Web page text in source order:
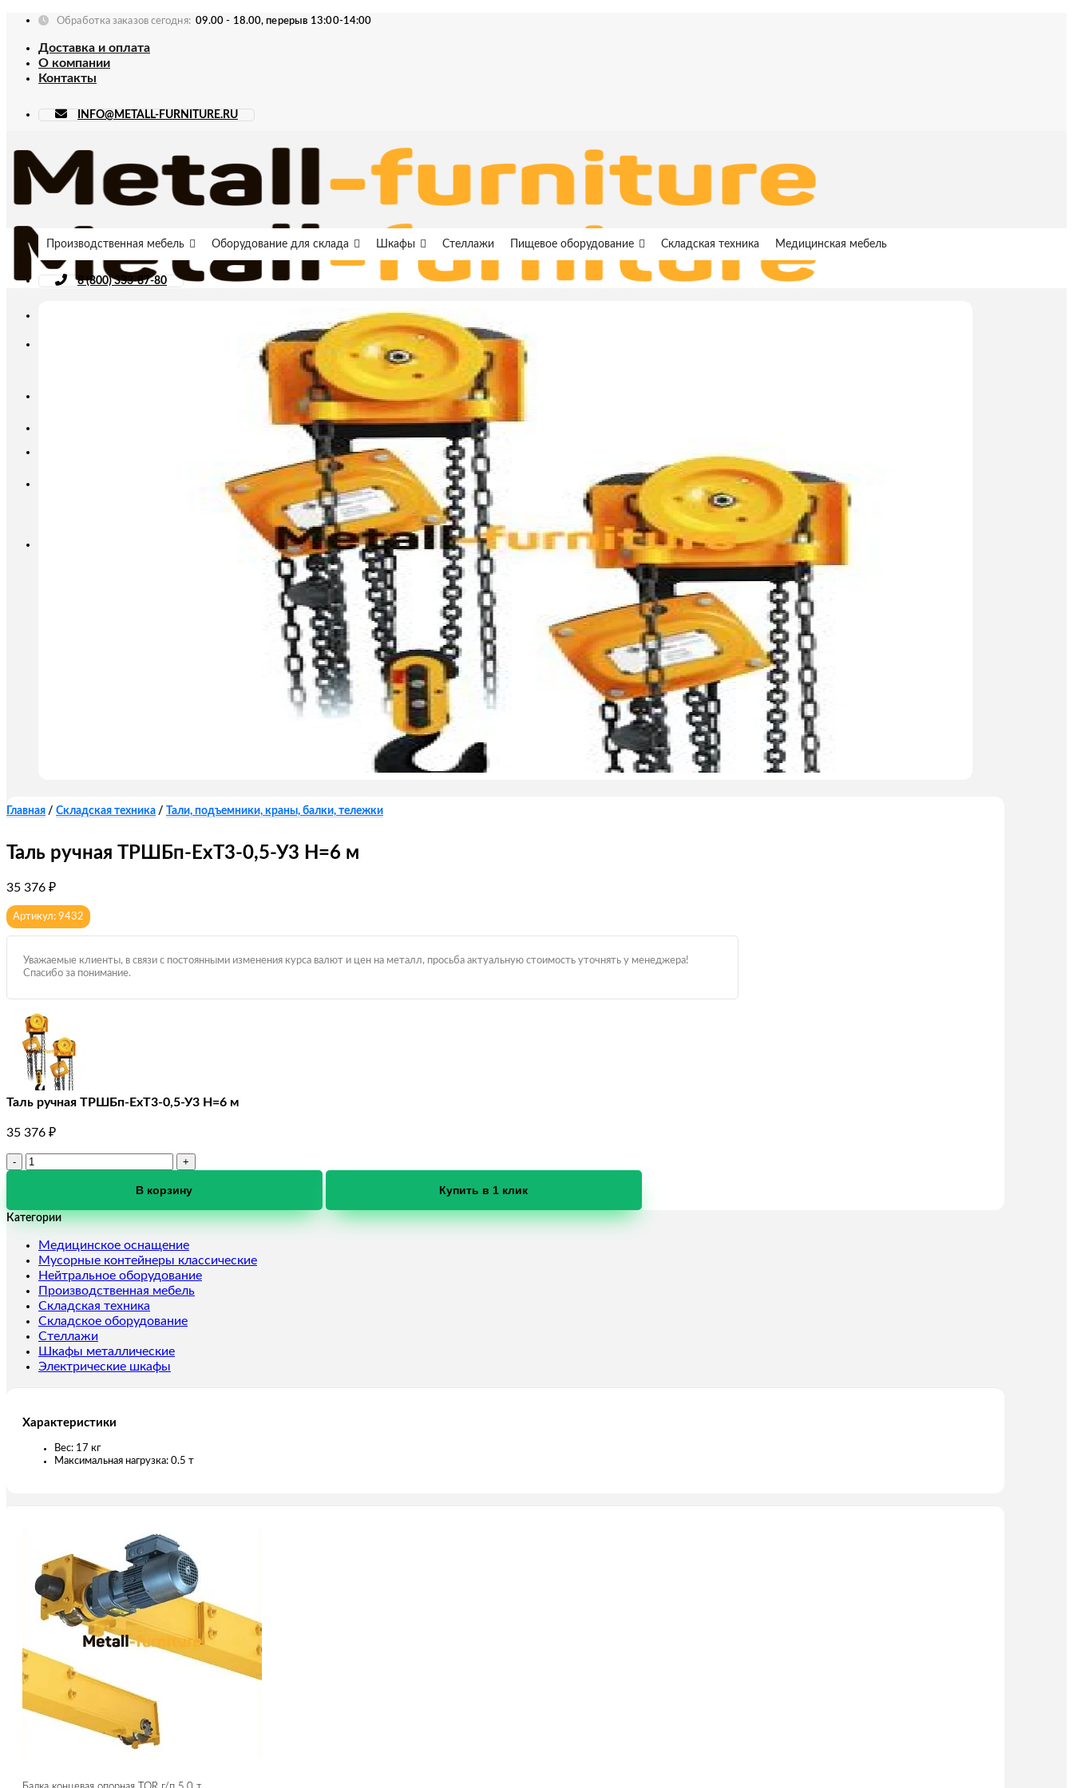
Skip
content
Обработка заказов сегодня: 09.00 - 18.00, перерыв 13:00-14:00
Доставка и оплата
О компании
Контакты
INFO@METALL-FURNITURE.RU
Производственная мебель Оборудование для склада Шкафы Стеллажи Пищевое оборудование Складская техника Медицинская мебель
8 (800) 333-87-80
Главная / Складская техника / Тали, подъемники, краны, балки, тележки
Таль ручная ТРШБп-ЕхТ3-0,5-У3 Н=6 м
35 376 ₽
Артикул: 9432
Уважаемые клиенты, в связи с постоянными изменения курса валют и цен на металл, просьба актуальную стоимость уточнять у менеджера!
Спасибо за понимание.
Таль ручная ТРШБп-ЕхТ3-0,5-У3 Н=6 м
35 376 ₽
Количество
ТРШБп-
0,5-
У3
Н=6
м
В корзину Купить в 1 клик
Категории
Медицинское оснащение
Мусорные контейнеры классические
Нейтральное оборудование
Производственная мебель
Складская техника
Складское оборудование
Стеллажи
Шкафы металлические
Электрические шкафы
Характеристики
Вес: 17 кг
Максимальная нагрузка: 0.5 т